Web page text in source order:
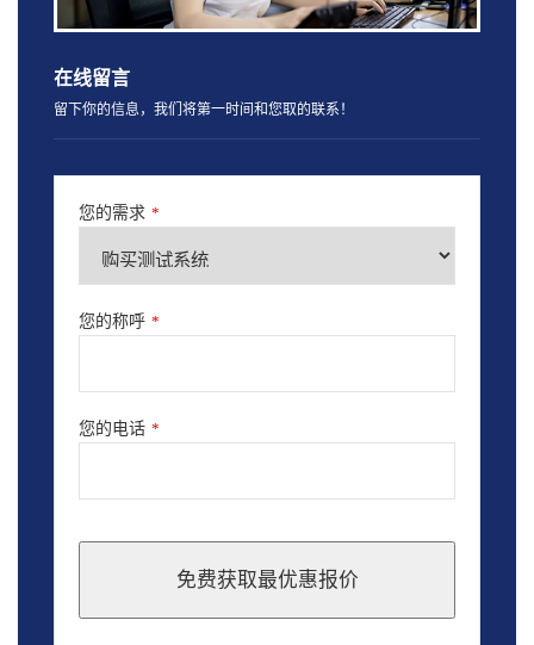
在线留言
留下你的信息，我们将第一时间和您取的联系！
您的需求 *
您的称呼 *
您的电话 *
免费获取最优惠报价